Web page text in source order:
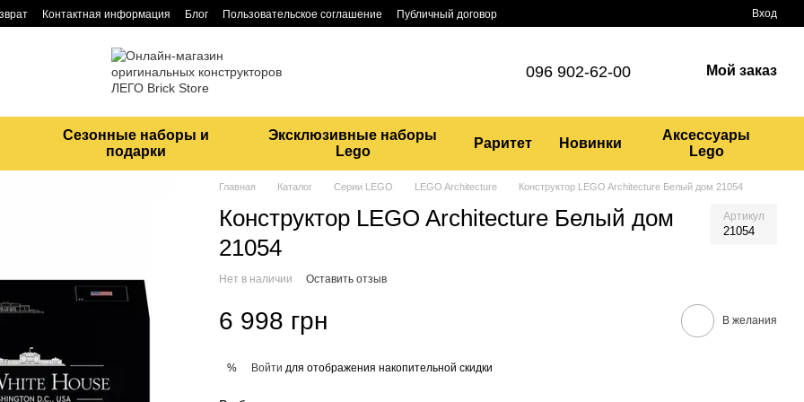
Контактная информация Блог Пользовательское соглашение
Публичный договор
Вход
096 902-62-00 Мой заказ
Сезонные наборы и
подарки
Эксклюзивные наборы
Lego
Раритет Новинки
Аксессуары
Lego
Главная Каталог Серии LEGO LEGO Architecture Конструктор LEGO Architecture Белый дом 21054
Конструктор LEGO Architecture Белый дом
21054
Артикул
21054
Нет в наличии Оставить отзыв
6 998 грн В желания
% Войти для отображения накопительной скидки